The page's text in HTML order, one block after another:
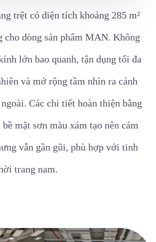
trệt có diện tích khoảng 285 m²
cho dòng sản phẩm MAN. Không
lớn bao quanh, tận dụng tối đa
và mở rộng tầm nhìn ra cảnh
Các chi tiết hoàn thiện bằng
mặt sơn màu xám tạo nên cảm
vẫn gần gũi, phù hợp với tinh
trang nam.